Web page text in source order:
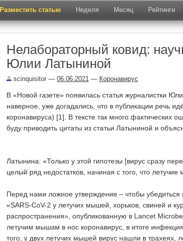
Разместить статью Неделя Месяц Рейтинги
Нелабораторный ковид:
Юлии Латыниной
scinquisitor — 06.06.2021 — Коронавирус
В «Новой газете» появилась статья журналистки
наверное, уже догадались, что в публикации речь
коронавируса) [1]. В тексте так много фактических
буду приводить цитаты из статьи Латыниной и
Латынина: «Только у этой гипотезы [вирус сразу
целый ряд недостатков, начиная с того, что
Перед нами ложное утверждение – чтобы убедиться
«SARS-CoV-2 у летучих мышей, хорьков, свиней и
распространения», опубликованную в Lancet
летучим мышам в нос коронавирус, в итоге
того, у двух летучих мышей вирус нашли в трахеях,